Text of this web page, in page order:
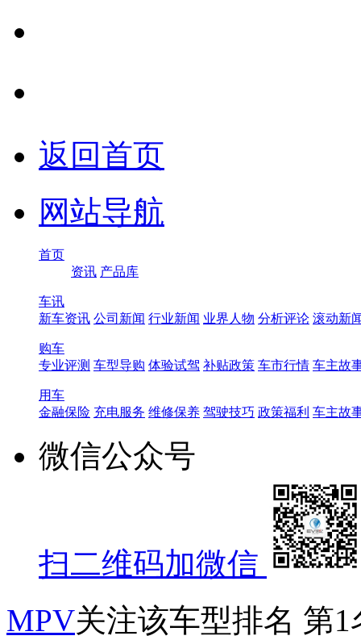
返回首页
网站导航
首页
资讯 产品库
车讯
新车资讯 公司新闻 行业新闻 业界人物 分析评论 滚动新
购车
专业评测 车型导购 体验试驾 补贴政策 车市行情 车主故
用车
金融保险 充电服务 维修保养 驾驶技巧 政策福利 车主故
微信公众号
扫二维码加微信
MPV关注该车型排名 第1